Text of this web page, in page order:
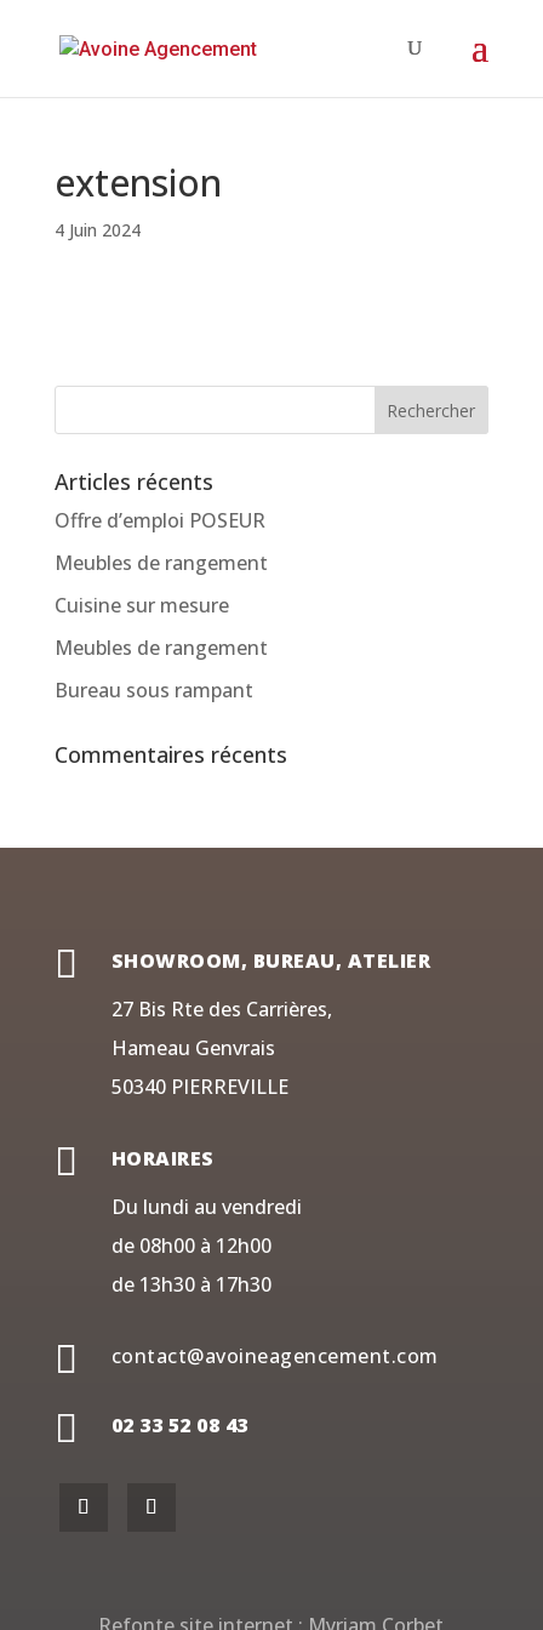
extension
4 Juin 2024
Articles récents
Offre d’emploi POSEUR
Meubles de rangement
Cuisine sur mesure
Meubles de rangement
Bureau sous rampant
Commentaires récents

SHOWROOM, BUREAU, ATELIER
27 Bis Rte des Carrières,
Hameau Genvrais
50340 PIERREVILLE

HORAIRES
Du lundi au vendredi
de 08h00 à 12h00
de 13h30 à 17h30
 contact@avoineagencement.com
 02 33 52 08 43